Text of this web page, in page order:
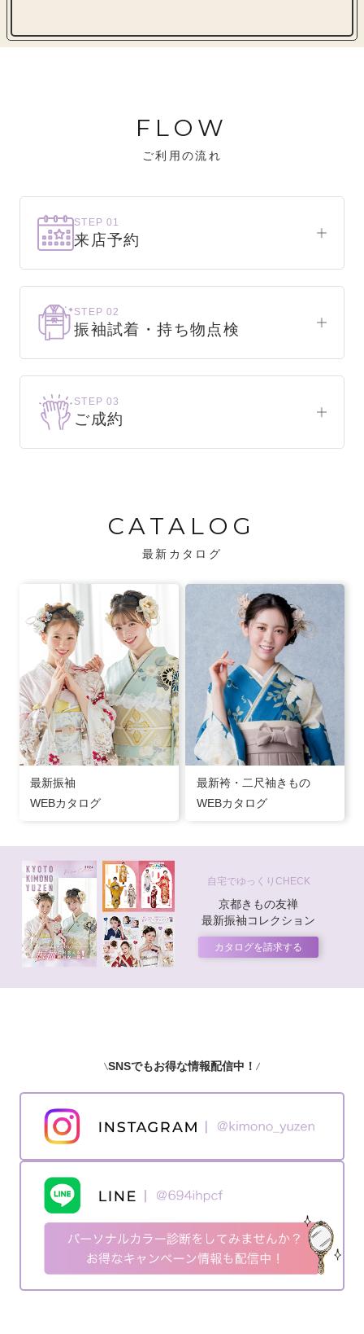
FLOW
ご利用の流れ
STEP 01
来店予約
まずはお気軽にご来店ください。
STEP 02
振袖試着・持ち物点検
お気に入りの振袖が見つかるまで、何着でも
試着できます。
・振袖コンシェルジュが、振袖に合う小物や
バッグでお嬢様らしいコーディネートをご
STEP 03
ご成約
CATALOG
最新カタログ
最新振袖
WEBカタログ
最新袴・二尺袖きもの
WEBカタログ
自宅でゆっくりCHECK
京都きもの友禅
最新振袖コレクション
カタログを請求する
SNSでもお得な情報配信中！